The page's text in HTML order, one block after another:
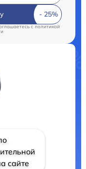
c политикой
сайте